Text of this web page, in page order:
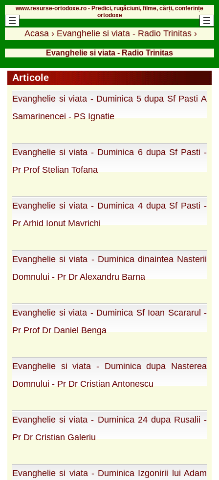
www.resurse-ortodoxe.ro - Predici, rugăciuni, filme, cărți, conferințe
ortodoxe
Acasa › Evanghelie si viata - Radio Trinitas ›
Evanghelie si viata - Radio Trinitas
Articole
Evanghelie si viata - Duminica 5 dupa Sf Pasti A
Samarinencei - PS Ignatie
Evanghelie si viata - Duminica 6 dupa Sf Pasti -
Pr Prof Stelian Tofana
Evanghelie si viata - Duminica 4 dupa Sf Pasti -
Pr Arhid Ionut Mavrichi
Evanghelie si viata - Duminica dinaintea Nasterii
Domnului - Pr Dr Alexandru Barna
Evanghelie si viata - Duminica Sf Ioan Scararul -
Pr Prof Dr Daniel Benga
Evanghelie si viata - Duminica dupa Nasterea
Domnului - Pr Dr Cristian Antonescu
Evanghelie si viata - Duminica 24 dupa Rusalii -
Pr Dr Cristian Galeriu
Evanghelie si viata - Duminica Izgonirii lui Adam